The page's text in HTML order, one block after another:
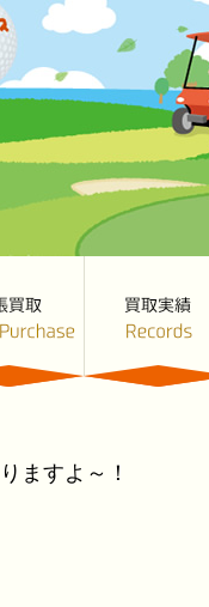
ますよ～！